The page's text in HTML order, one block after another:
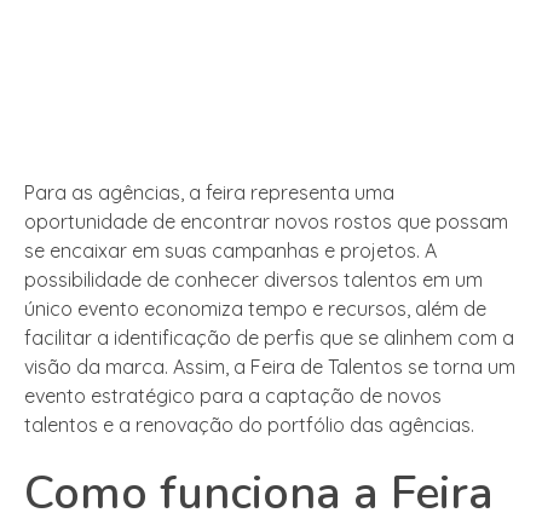
Para as agências, a feira representa uma
oportunidade de encontrar novos rostos que possam
se encaixar em suas campanhas e projetos. A
possibilidade de conhecer diversos talentos em um
único evento economiza tempo e recursos, além de
facilitar a identificação de perfis que se alinhem com a
visão da marca. Assim, a Feira de Talentos se torna um
evento estratégico para a captação de novos
talentos e a renovação do portfólio das agências.
Como funciona a Feira